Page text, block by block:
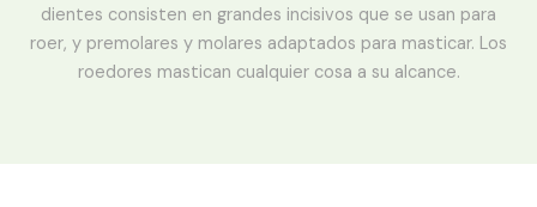
dientes consisten en grandes incisivos que se usan para
roer, y premolares y molares adaptados para masticar. Los
roedores mastican cualquier cosa a su alcance.